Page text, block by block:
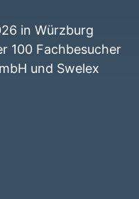
in Würzburg
100 Fachbesucher
und Swelex